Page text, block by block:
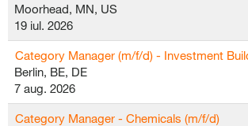
Moorhead, MN, US
19 iul. 2026
Category Manager (m/f/d) - Investment
Berlin, BE, DE
7 aug. 2026
Category Manager - Chemicals (m/f/d)